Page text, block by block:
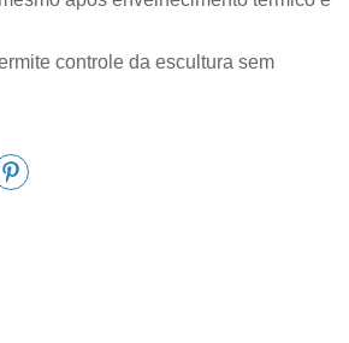
controle da escultura sem